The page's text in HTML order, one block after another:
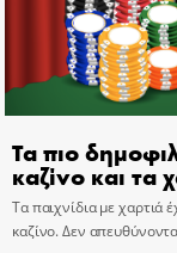
Τα πιο
καζίνο και τα
Τα παιχνίδια με χαρτιά
καζίνο. Δεν